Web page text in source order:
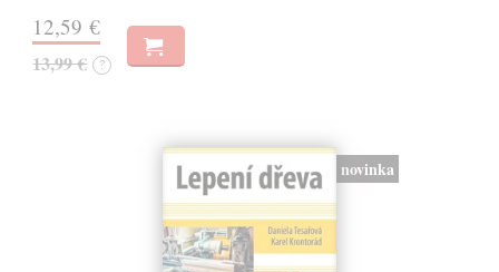
12,59 €
13,99 € ?
novinka